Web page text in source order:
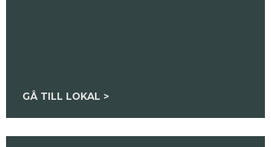
GÅ TILL LOKAL >